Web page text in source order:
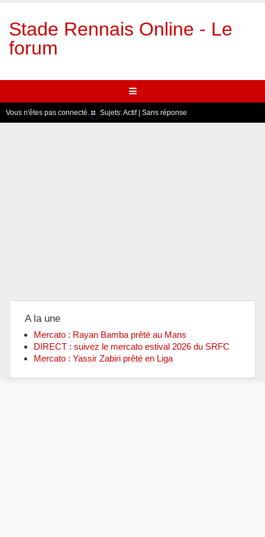
Stade Rennais Online - Le
forum
Vous n'êtes pas connecté. Sujets:Actif| Sans réponse
A la une
Mercato : Rayan Bamba prêté au Mans
DIRECT : suivez le mercato estival 2026 du SRFC
Mercato : Yassir Zabiri prêté en Liga